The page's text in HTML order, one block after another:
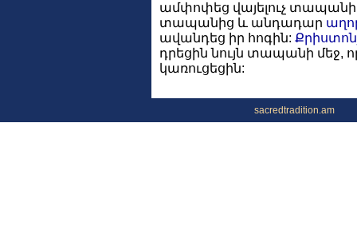
ամփոփեց վայելուչ տապանի
տապանից և անդադար
ավանդեց իր հոգին:
դրեցին նույն տապանի մեջ,
կառուցեցին:
sacredtradition.am